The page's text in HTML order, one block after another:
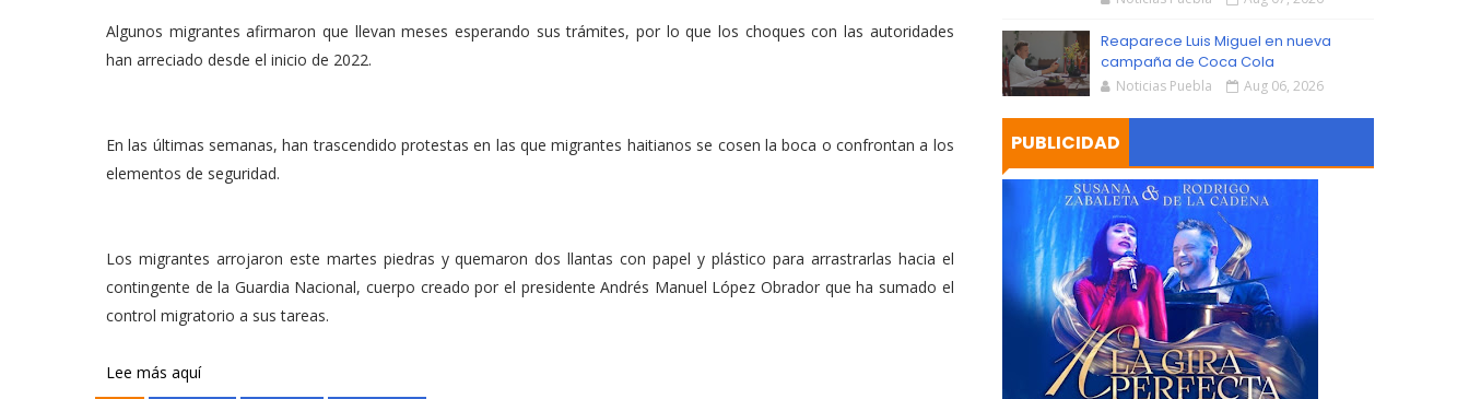
Algunos migrantes afirmaron que llevan meses esperando sus trámites, por lo que los choques con las autoridades
han arreciado desde el inicio de 2022.
En las últimas semanas, han trascendido protestas en las que migrantes haitianos se cosen la boca o confrontan a los
elementos de seguridad.
Los migrantes arrojaron este martes piedras y quemaron dos llantas con papel y plástico para arrastrarlas hacia el
contingente de la Guardia Nacional, cuerpo creado por el presidente Andrés Manuel López Obrador que ha sumado el
control migratorio a sus tareas.
Lee más aquí
Reaparece Luis Miguel en nueva
campaña de Coca Cola
Noticias Puebla Aug 06, 2026
PUBLICIDAD